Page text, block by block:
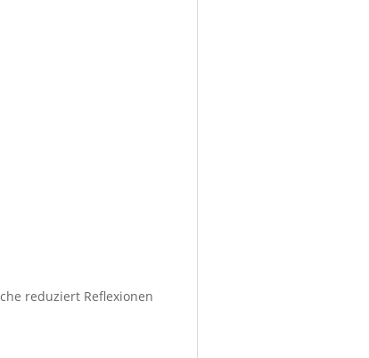
reduziert Reflexionen